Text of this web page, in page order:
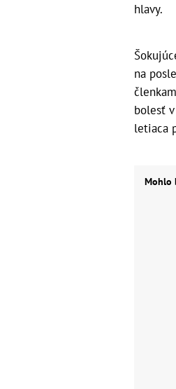
hlavy.
na
bolesť
letiaca
Mohlo